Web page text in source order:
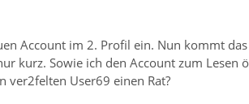
Account im 2. Profil ein. Nun kommt
kurz. Sowie ich den Account zum Lesen
ver2felten User69 einen Rat?